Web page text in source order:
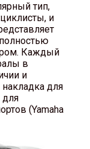
тип,
и
Каждый
в
и
для
(Yamaha